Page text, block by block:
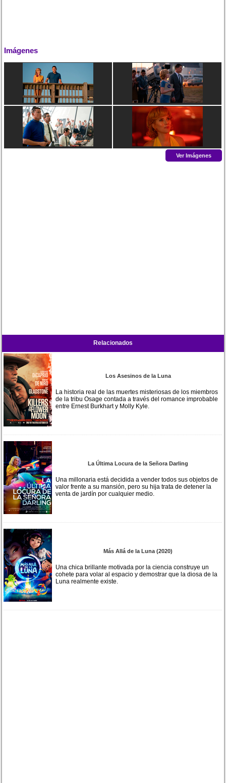
Imágenes
Ver Imágenes
Relacionados
Los Asesinos de la Luna
La historia real de las muertes misteriosas de los miembros
de la tribu Osage contada a través del romance improbable
entre Ernest Burkhart y Molly Kyle.
La Última Locura de la Señora Darling
Una millonaria está decidida a vender todos sus objetos de
valor frente a su mansión, pero su hija trata de detener la
venta de jardín por cualquier medio.
Más Allá de la Luna (2020)
Una chica brillante motivada por la ciencia construye un
cohete para volar al espacio y demostrar que la diosa de la
Luna realmente existe.